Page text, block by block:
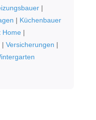
|
| Küchenbauer
Home|
| Versicherungen |